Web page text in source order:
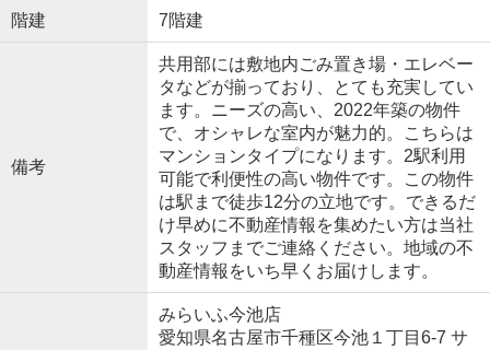
階建 7階建
備考
共用部には敷地内ごみ置き場・エレベー
タなどが揃っており、とても充実してい
ます。ニーズの高い、2022年築の物件
で、オシャレな室内が魅力的。こちらは
マンションタイプになります。2駅利用
可能で利便性の高い物件です。この物件
は駅まで徒歩12分の立地です。できるだ
け早めに不動産情報を集めたい方は当社
スタッフまでご連絡ください。地域の不
動産情報をいち早くお届けします。
みらいふ今池店
愛知県名古屋市千種区今池１丁目6-7 サ